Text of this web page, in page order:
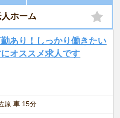
ホーム
あり！しっかり働きたい
オススメ求人です
原 車 15分